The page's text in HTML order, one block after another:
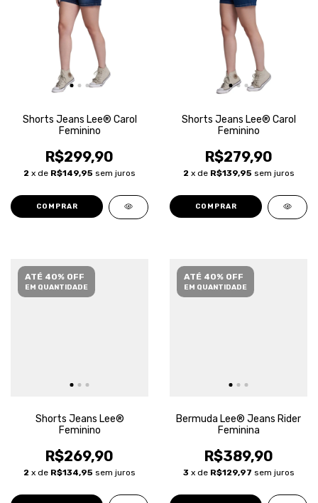
Shorts Jeans Lee® Carol
Feminino
R$299,90
2 x de R$149,95 sem juros
COMPRAR
Shorts Jeans Lee® Carol
Feminino
R$279,90
2 x de R$139,95 sem juros
COMPRAR
ATÉ 40% OFF
EM QUANTIDADE
Shorts Jeans Lee®
Feminino
R$269,90
2 x de R$134,95 sem juros
ATÉ 40% OFF
EM QUANTIDADE
Bermuda Lee® Jeans Rider
Feminina
R$389,90
3 x de R$129,97 sem juros